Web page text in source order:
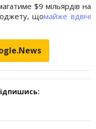
$9 мільярдів на
щомайже вдвічі